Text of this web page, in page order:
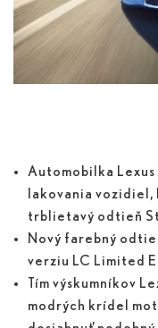
Automobilka
lakovania
trblietavý odtieň
Nový farebný
verziu LC Limited
Tím výskumníkov
modrých krídel